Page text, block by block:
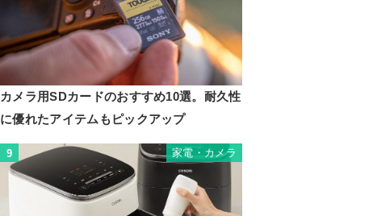
カメラ用SDカードのおすすめ10選。耐久性
に優れたアイテムもピックアップ
9 家電・カメラ